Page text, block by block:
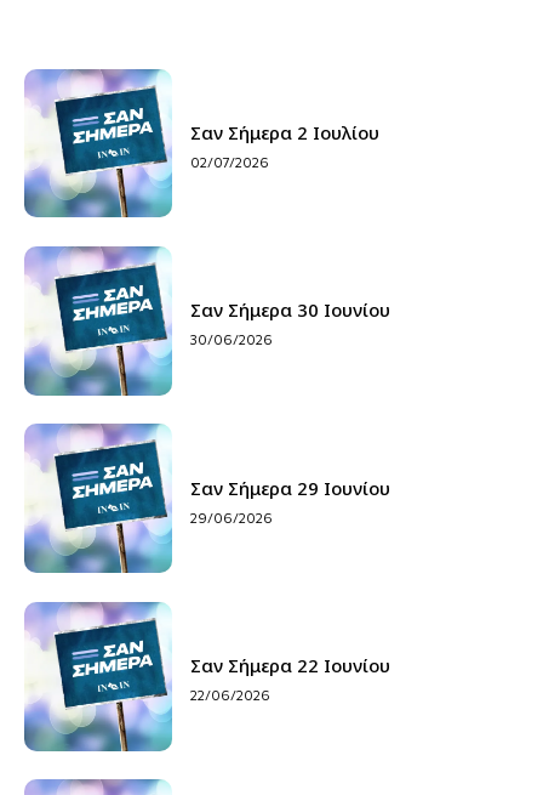
Σαν Σήμερα 2 Ιουλίου
02/07/2026
Σαν Σήμερα 30 Ιουνίου
30/06/2026
Σαν Σήμερα 29 Ιουνίου
29/06/2026
Σαν Σήμερα 22 Ιουνίου
22/06/2026